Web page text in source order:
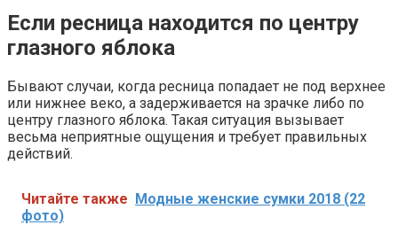
Если ресница находится по центру
глазного яблока
Бывают случаи, когда ресница попадает не под верхнее
или нижнее веко, а задерживается на зрачке либо по
центру глазного яблока. Такая ситуация вызывает
весьма неприятные ощущения и требует правильных
действий.
Читайте также Модные женские сумки 2018 (22
фото)